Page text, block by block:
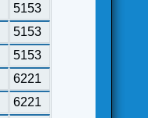
5153
5153
5153
6221
6221